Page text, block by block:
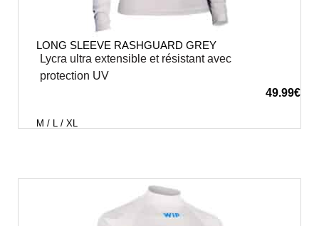
LONG SLEEVE RASHGUARD GREY
Lycra ultra extensible et résistant avec
protection UV
49.99€
M / L / XL